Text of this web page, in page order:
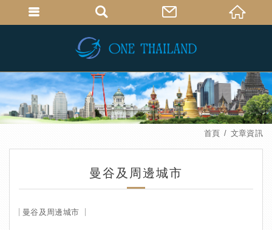
首頁 文章資訊
曼谷及周邊城市
曼谷及周邊城市